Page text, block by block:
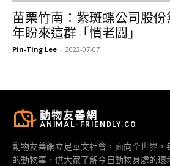
苗栗竹南：紫斑蝶公司股
年盼來這群「慣老闆」
Pin-Ting Lee - 2022-07-07
動物友善網
ANIMAL-FRIENDLY.CO
動物友善網立足華文社會，面向全世界
的動物事，供大家了解今日動物身處的